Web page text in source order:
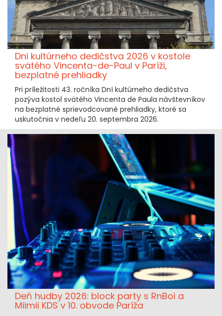
Dni kultúrneho dedičstva 2026 v kostole
svätého Vincenta-de-Paul v Paríži,
bezplatné prehliadky
Pri príležitosti 43. ročníka Dní kultúrneho dedičstva
pozýva kostol svätého Vincenta de Paula návštevníkov
na bezplatné sprievodcované prehliadky, ktoré sa
uskutočnia v nedeľu 20. septembra 2026.
Deň hudby 2026: block party s RnBoi a
Miimii KDS v 10. obvode Paríža